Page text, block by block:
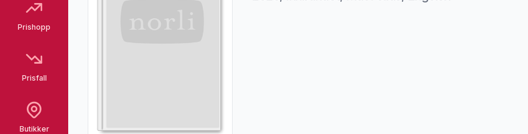
Prishopp
Prisfall
Butikker